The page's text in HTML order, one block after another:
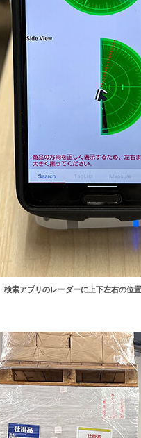
検索アプリのレーダーに上下左右の位